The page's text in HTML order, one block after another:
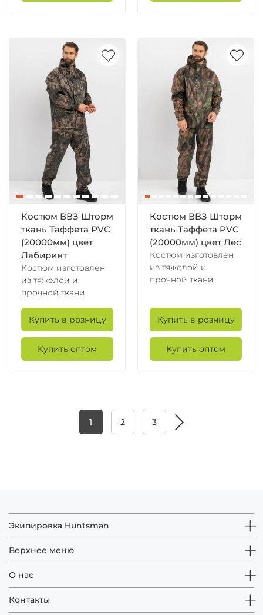
Костюм ВВЗ Шторм
ткань Таффета PVC
(20000мм) цвет
Лабиринт
Костюм изготовлен
из тяжелой и
прочной ткани
Купить в розницу
Купить оптом
Костюм ВВЗ Шторм
ткань Таффета PVC
(20000мм) цвет Лес
Костюм изготовлен
из тяжелой и
прочной ткани
Купить в розницу
Купить оптом
1 2 3
Экипировка Huntsman
Верхнее меню
О нас
Контакты